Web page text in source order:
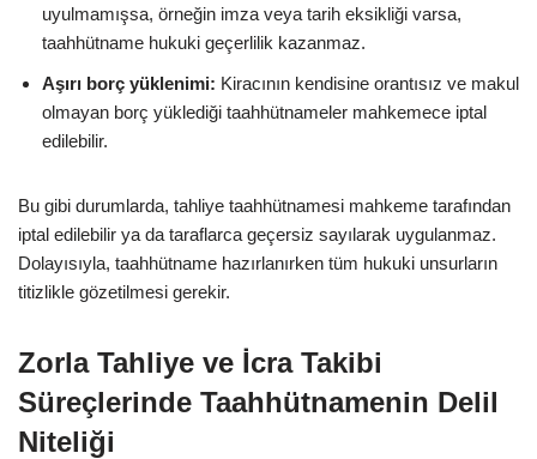
uyulmamışsa, örneğin imza veya tarih eksikliği varsa,
taahhütname hukuki geçerlilik kazanmaz.
Aşırı borç yüklenimi: Kiracının kendisine orantısız ve makul
olmayan borç yüklediği taahhütnameler mahkemece iptal
edilebilir.
Bu gibi durumlarda, tahliye taahhütnamesi mahkeme tarafından
iptal edilebilir ya da taraflarca geçersiz sayılarak uygulanmaz.
Dolayısıyla, taahhütname hazırlanırken tüm hukuki unsurların
titizlikle gözetilmesi gerekir.
Zorla Tahliye ve İcra Takibi
Süreçlerinde Taahhütnamenin Delil
Niteliği